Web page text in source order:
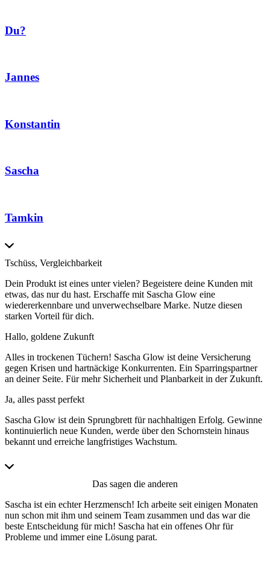
Du?
Jannes
Konstantin
Sascha
Tamkin
Tschüss, Vergleichbarkeit
Dein Produkt ist eines unter vielen? Begeistere deine Kunden mit
etwas, das nur du hast. Erschaffe mit Sascha Glow eine
wiedererkennbare und unverwechselbare Marke. Nutze diesen
starken Vorteil für dich.
Hallo, goldene Zukunft
Alles in trockenen Tüchern! Sascha Glow ist deine Versicherung
gegen Krisen und hartnäckige Konkurrenten. Ein Sparringspartner
an deiner Seite. Für mehr Sicherheit und Planbarkeit in der Zukunft.
Ja, alles passt perfekt
Sascha Glow ist dein Sprungbrett für nachhaltigen Erfolg. Gewinne
kontinuierlich neue Kunden, werde über den Schornstein hinaus
bekannt und erreiche langfristiges Wachstum.
Das sagen die anderen
Sascha ist ein echter Herzmensch! Ich arbeite seit einigen Monaten
nun schon mit ihm und seinem Team zusammen und das war die
beste Entscheidung für mich! Sascha hat ein offenes Ohr für
Probleme und immer eine Lösung parat.